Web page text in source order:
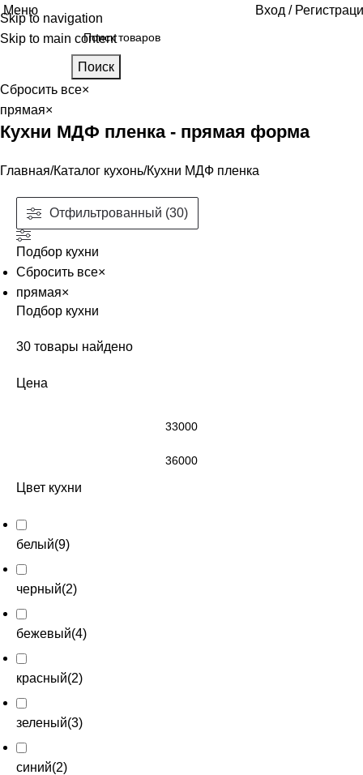
Skip to navigation
Skip to main content
Меню Вход /
Поиск
Сбросить все×
прямая×
Кухни МДФ пленка - прямая форма
Главная Каталог кухонь Кухни МДФ пленка
Отфильтрованный (30)
Подбор кухни
Сбросить все×
прямая×
Подбор кухни
30 товары найдено
Цена
Цвет кухни
белый(9)
черный(2)
бежевый(4)
красный(2)
зеленый(3)
синий(2)